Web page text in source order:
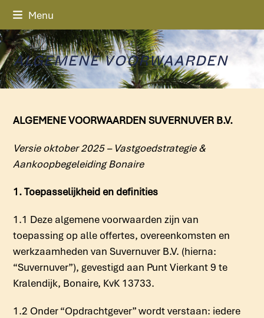
Skip
content
Menu
ALGEMENE VOORWAARDEN
ALGEMENE VOORWAARDEN SUVERNUVER B.V.
Versie oktober 2025 – Vastgoedstrategie &
Aankoopbegeleiding Bonaire
1. Toepasselijkheid en definities
1.1 Deze algemene voorwaarden zijn van
toepassing op alle offertes, overeenkomsten en
werkzaamheden van Suvernuver B.V. (hierna:
“Suvernuver”), gevestigd aan Punt Vierkant 9 te
Kralendijk, Bonaire, KvK 13733.
1.2 Onder “Opdrachtgever” wordt verstaan: iedere